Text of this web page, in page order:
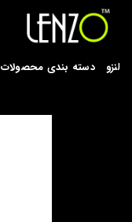
Skip
content
لنزو دسته بندی محصولات